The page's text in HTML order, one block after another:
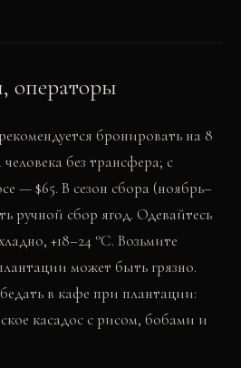
операторы
бронировать на 8
без трансфера; с
— $65. В сезон сбора (ноябрь–
ручной сбор ягод. Одевайтесь
+18–24 °C. Возьмите
может быть грязно.
в кафе при плантации:
касадос с рисом, бобами и